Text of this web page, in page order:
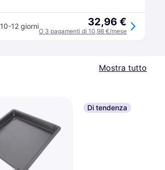
10-12 giorni 32,96 €
O 3 pagamenti di 10,98 €/mese
Mostra tutto
Di tendenza